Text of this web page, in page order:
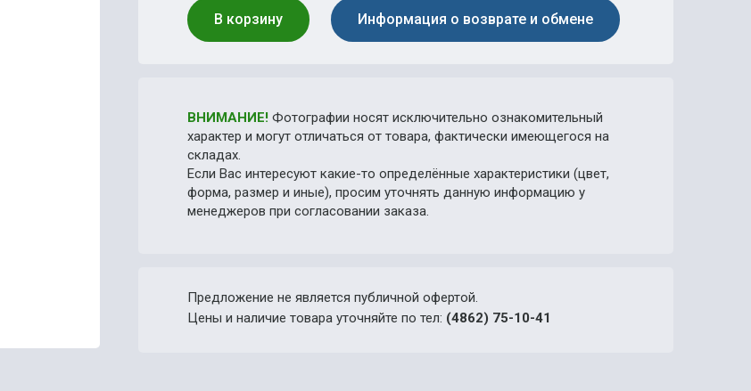
В корзину Информация о возврате и обмене
ВНИМАНИЕ!Фотографии носят исключительно ознакомительный
характер и могут отличаться от товара, фактически имеющегося на
складах.
Если Вас интересуют какие-то определённые характеристики (цвет,
форма, размер и иные), просим уточнять данную информацию у
менеджеров при согласовании заказа.
Предложение не является публичной офертой.
Цены и наличие товара уточняйте по тел: (4862) 75-10-41